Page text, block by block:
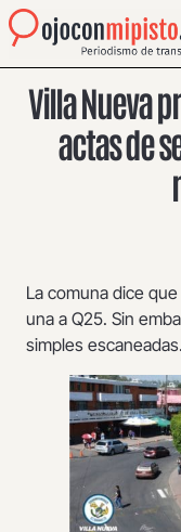
Villa Nueva
actas de
La comuna dice
una a Q25. Sin
simples escaneadas.